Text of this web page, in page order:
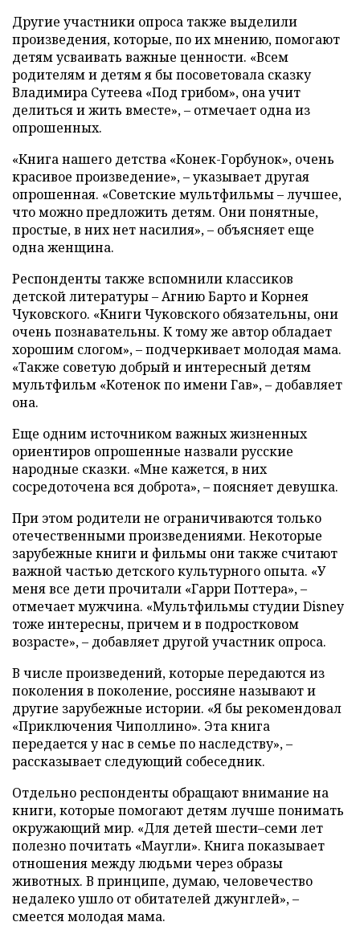
Другие участники опроса также выделили
произведения, которые, по их мнению, помогают
детям усваивать важные ценности. «Всем
родителям и детям я бы посоветовала сказку
Владимира Сутеева «Под грибом», она учит
делиться и жить вместе», – отмечает одна из
опрошенных.
«Книга нашего детства «Конек-Горбунок», очень
красивое произведение», – указывает другая
опрошенная. «Советские мультфильмы – лучшее,
что можно предложить детям. Они понятные,
простые, в них нет насилия», – объясняет еще
одна женщина.
Респонденты также вспомнили классиков
детской литературы – Агнию Барто и Корнея
Чуковского. «Книги Чуковского обязательны, они
очень познавательны. К тому же автор обладает
хорошим слогом», – подчеркивает молодая мама.
«Также советую добрый и интересный детям
мультфильм «Котенок по имени Гав», – добавляет
она.
Еще одним источником важных жизненных
ориентиров опрошенные назвали русские
народные сказки. «Мне кажется, в них
сосредоточена вся доброта», – поясняет девушка.
При этом родители не ограничиваются только
отечественными произведениями. Некоторые
зарубежные книги и фильмы они также считают
важной частью детского культурного опыта. «У
меня все дети прочитали «Гарри Поттера», –
отмечает мужчина. «Мультфильмы студии Disney
тоже интересны, причем и в подростковом
возрасте», – добавляет другой участник опроса.
В числе произведений, которые передаются из
поколения в поколение, россияне называют и
другие зарубежные истории. «Я бы рекомендовал
«Приключения Чиполлино». Эта книга
передается у нас в семье по наследству», –
рассказывает следующий собеседник.
Отдельно респонденты обращают внимание на
книги, которые помогают детям лучше понимать
окружающий мир. «Для детей шести–семи лет
полезно почитать «Маугли». Книга показывает
отношения между людьми через образы
животных. В принципе, думаю, человечество
недалеко ушло от обитателей джунглей», –
смеется молодая мама.